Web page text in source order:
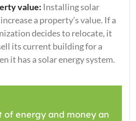
value: Installing solar
a property’s value. If a
decides to relocate, it
its current building for a
it has a solar energy system.
of energy and money an